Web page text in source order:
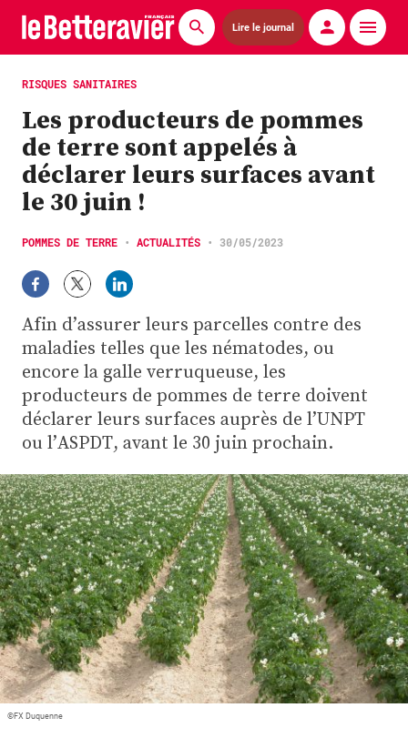
Lire le journal
Actualités
Économie
Agronomie
Matériels
La technique ITB
Pommes de terre
Guides pratiques
Chasse
Plus
Abonnez-vous
RISQUES SANITAIRES
Les producteurs de pommes
de terre sont appelés à
déclarer leurs surfaces avant
le 30 juin !
POMMES DE TERRE • ACTUALITÉS • 30/05/2023
Afin d’assurer leurs parcelles contre des
maladies telles que les nématodes, ou
encore la galle verruqueuse, les
producteurs de pommes de terre doivent
déclarer leurs surfaces auprès de l’UNPT
ou l’ASPDT, avant le 30 juin prochain.
©FX Duquenne